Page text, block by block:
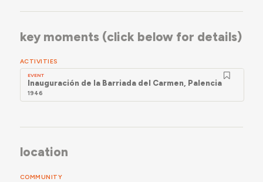
key moments (click below for details)
ACTIVITIES
EVENT
Inauguración de la Barriada del Carmen, Palencia
1946
location
COMMUNITY